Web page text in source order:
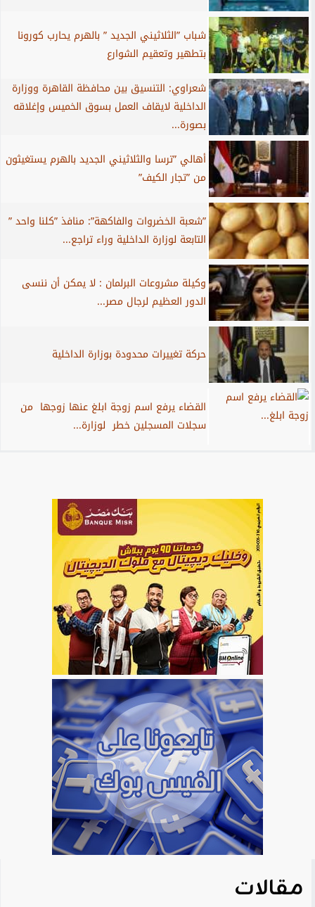
شباب ”الثلاثيني الجديد ” بالهرم يحارب كورونا
بتطهير وتعقيم الشوارع
شعراوي: التنسيق بين محافظة القاهرة ووزارة
الداخلية لايقاف العمل بسوق الخميس وإغلاقه
بصورة...
أهالي ”ترسا والثلاثيني الجديد بالهرم يستغيثون
من ”تجار الكيف”
”شعبة الخضروات والفاكهة”: منافذ ”كلنا واحد ”
التابعة لوزارة الداخلية وراء تراجع...
وكيلة مشروعات البرلمان : لا يمكن أن ننسى
الدور العظيم لرجال مصر...
حركة تغييرات محدودة بوزارة الداخلية
القضاء يرفع اسم زوجة ابلغ عنها زوجها من
سجلات المسجلين خطر لوزارة...
مقالات